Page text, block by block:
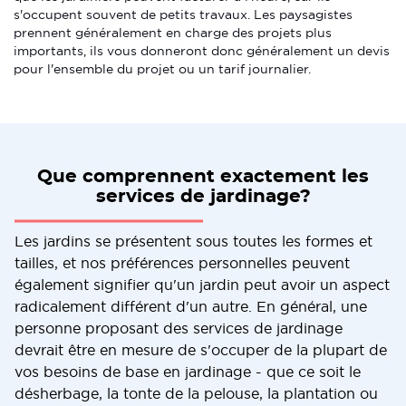
s'occupent souvent de petits travaux. Les paysagistes
prennent généralement en charge des projets plus
importants, ils vous donneront donc généralement un devis
pour l'ensemble du projet ou un tarif journalier.
Que comprennent exactement les
services de jardinage?
Les jardins se présentent sous toutes les formes et
tailles, et nos préférences personnelles peuvent
également signifier qu'un jardin peut avoir un aspect
radicalement différent d'un autre. En général, une
personne proposant des services de jardinage
devrait être en mesure de s'occuper de la plupart de
vos besoins de base en jardinage - que ce soit le
désherbage, la tonte de la pelouse, la plantation ou